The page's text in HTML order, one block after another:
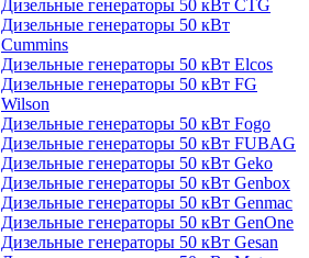
Дизельные генераторы 50 кВт CTG
Дизельные генераторы 50 кВт
Cummins
Дизельные генераторы 50 кВт Elcos
Дизельные генераторы 50 кВт FG
Wilson
Дизельные генераторы 50 кВт Fogo
Дизельные генераторы 50 кВт FUBAG
Дизельные генераторы 50 кВт Geko
Дизельные генераторы 50 кВт Genbox
Дизельные генераторы 50 кВт Genmac
Дизельные генераторы 50 кВт GenOne
Дизельные генераторы 50 кВт Gesan